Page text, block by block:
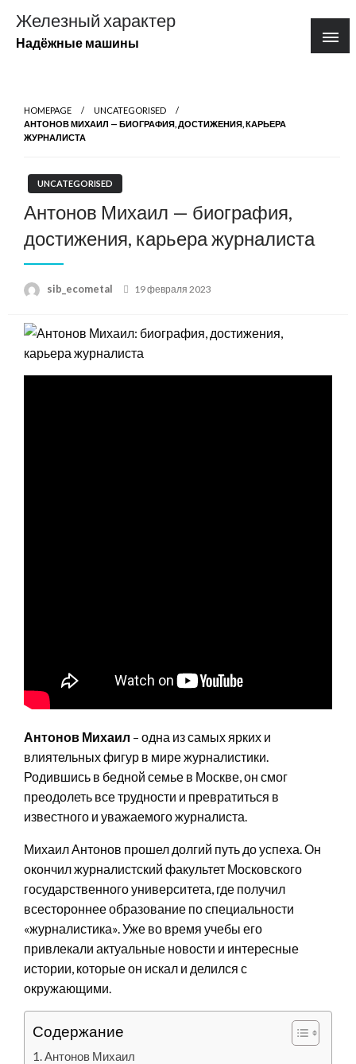
содержимому
Железный характер
Надёжные машины
HOMEPAGE
UNCATEGORISED
АНТОНОВ МИХАИЛ — БИОГРАФИЯ, ДОСТИЖЕНИЯ, КАРЬЕРА
ЖУРНАЛИСТА
UNCATEGORISED
Антонов Михаил — биография,
достижения, карьера журналиста
sib_ecometal
Posted
19 февраля 2023
Антонов Михаил – одна из самых ярких и
влиятельных фигур в мире журналистики.
Родившись в бедной семье в Москве, он смог
преодолеть все трудности и превратиться в
известного и уважаемого журналиста.
Михаил Антонов прошел долгий путь до успеха. Он
окончил журналистский факультет Московского
государственного университета, где получил
всестороннее образование по специальности
«журналистика». Уже во время учебы его
привлекали актуальные новости и интересные
истории, которые он искал и делился с
окружающими.
Содержание
Антонов Михаил